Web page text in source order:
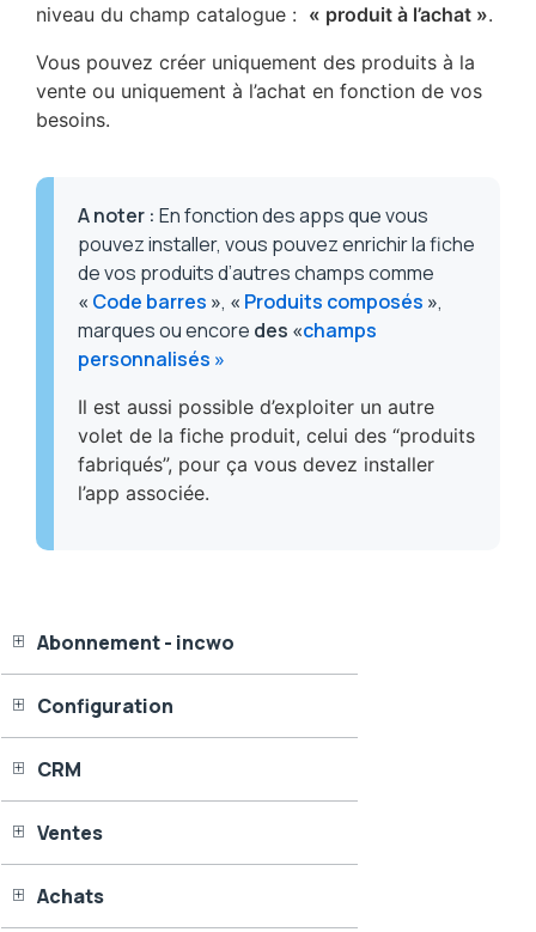
Abonnement - incwo
Configuration
CRM
Ventes
Achats
niveau du champ catalogue : « produit à l’achat ».
Vous pouvez créer uniquement des produits à la
vente ou uniquement à l’achat en fonction de vos
besoins.
A noter : En fonction des apps que vous
pouvez installer, vous pouvez enrichir la fiche
de vos produits d’autres champs comme
« Code barres », « Produits composés »,
marques ou encore des «champs
personnalisés »
Il est aussi possible d’exploiter un autre
volet de la fiche produit, celui des “produits
fabriqués”, pour ça vous devez installer
l’app associée.